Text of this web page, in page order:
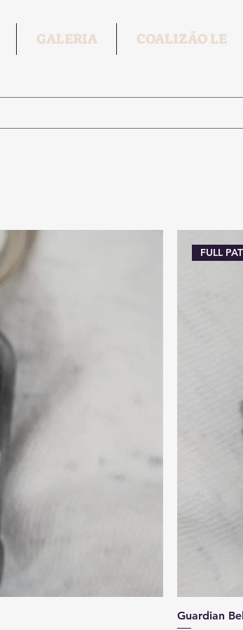
GALERIA COALIZÃO LE
FULL
Guardian